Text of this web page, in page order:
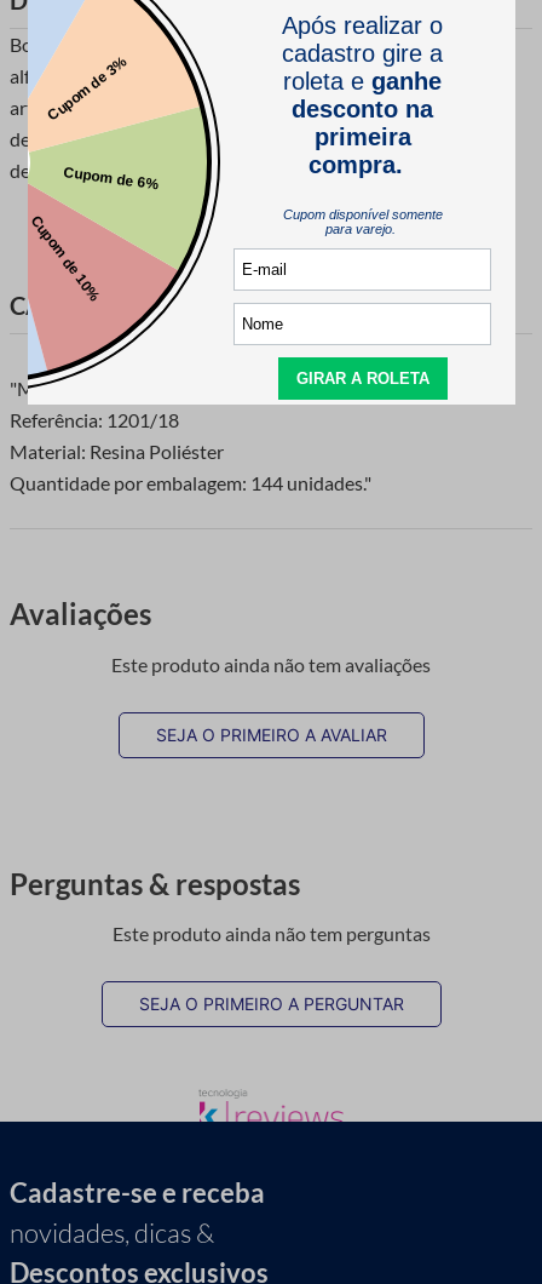
Botão com 4 furos referencia 1201/18, utilização em peças de
alfaiataria.Podemos utilizar esse botão em alguns trabalhos
artesanais como em confecções de flores, relógios e algumas
decorações de peças. Ele também pode ser utilizado em peças
de vestuários, calças e camisas sociais e pólo.
CARACTERÍSTICAS DO PRODUTO
"Marca: Corozita
Referência: 1201/18
Material: Resina Poliéster
Quantidade por embalagem: 144 unidades."
Avaliações
Este produto ainda não tem avaliações
SEJA O PRIMEIRO A AVALIAR
Perguntas & respostas
Este produto ainda não tem perguntas
SEJA O PRIMEIRO A PERGUNTAR
Cadastre-se e receba
novidades, dicas &
Descontos exclusivos